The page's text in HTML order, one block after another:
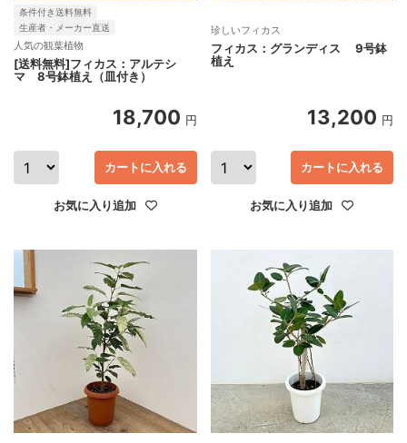
条件付き送料無料
生産者・メーカー直送
人気の観葉植物
[送料無料]フィカス：アルテシ
マ 8号鉢植え（皿付き）
18,700 円
お気に入り追加
カートに入れる
珍しいフィカス
フィカス：グランディス 9号鉢
植え
13,200 円
お気に入り追加
カートに入れる